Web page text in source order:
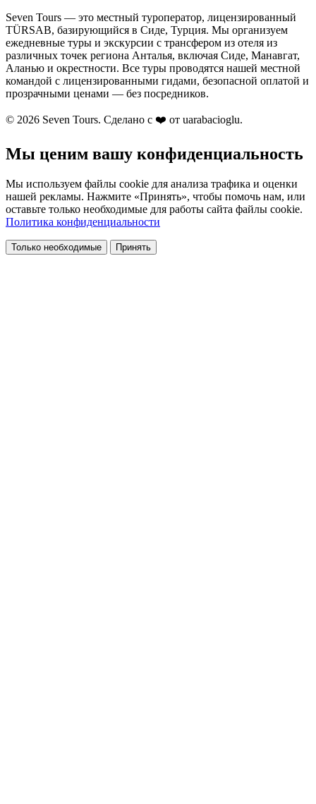
Seven Tours — это местный туроператор, лицензированный
TÜRSAB, базирующийся в Сиде, Турция. Мы организуем
ежедневные туры и экскурсии с трансфером из отеля из
различных точек региона Анталья, включая Сиде, Манавгат,
Аланью и окрестности. Все туры проводятся нашей местной
командой с лицензированными гидами, безопасной оплатой и
прозрачными ценами — без посредников.
© 2026 Seven Tours. Сделано с ❤️ от uarabacioglu.
Мы ценим вашу конфиденциальность
Мы используем файлы cookie для анализа трафика и оценки
нашей рекламы. Нажмите «Принять», чтобы помочь нам, или
оставьте только необходимые для работы сайта файлы cookie.
Политика конфиденциальности
Только необходимые Принять